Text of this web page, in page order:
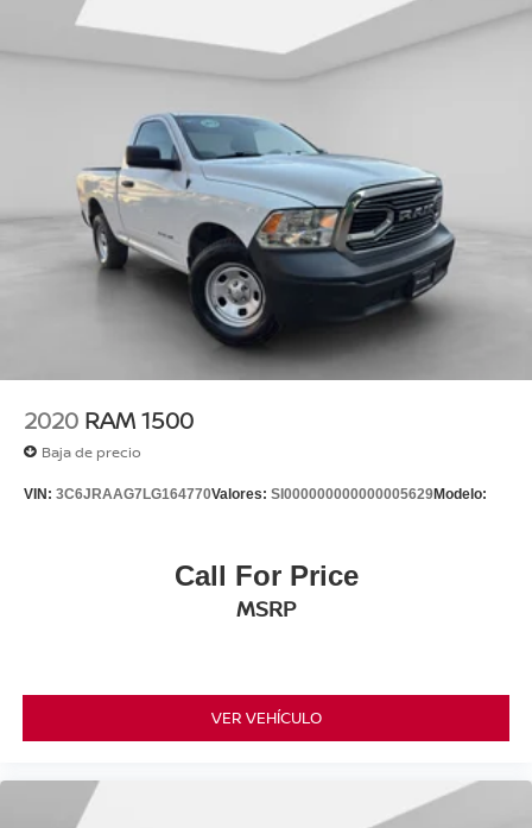
2020 RAM 1500
Baja de precio
VIN: 3C6JRAAG7LG164770Valores: SI000000000000005629Modelo:
Call For Price
MSRP
VER VEHÍCULO